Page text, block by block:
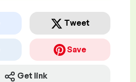
Tweet
Save
Get link